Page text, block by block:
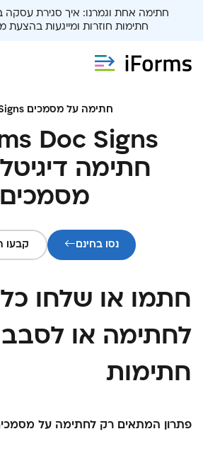
חתימות חוזרות ומייגעות בהצעת
חתימה על מסמכים Doc Signs
חתימה
מסמכים
נסו בחינם קבעו
חתמו או שלחו
לחתימה או
חתימות
פתרון המתאים רק לחתימה על